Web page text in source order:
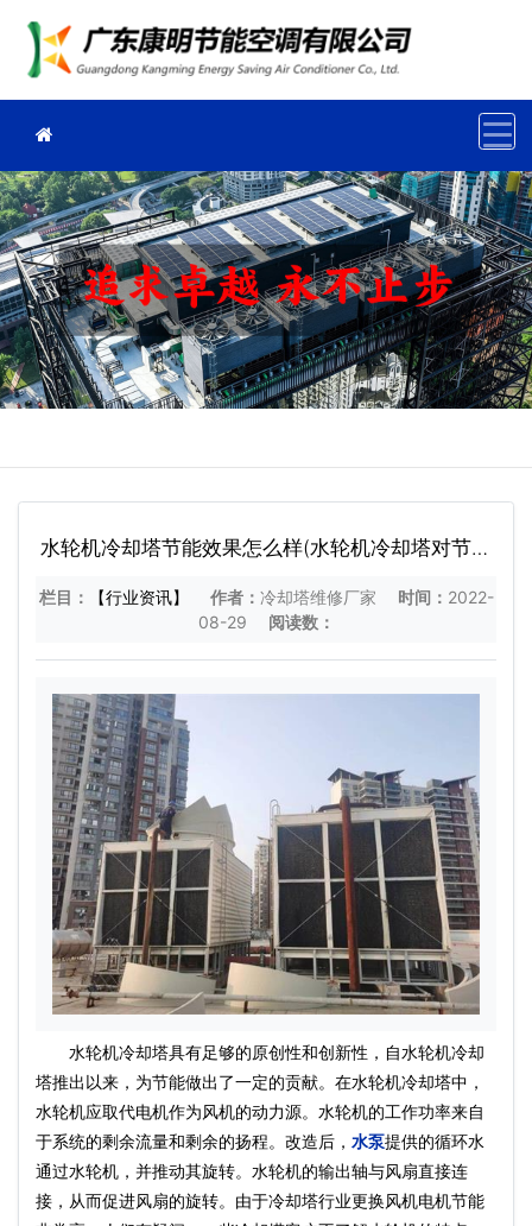
水轮机冷却塔节能效果怎么样(水轮机冷却塔对节能
栏目： 【行业资讯】 作者： 冷却塔维修厂家 时间： 2022-
08-29
阅读数：
水轮机冷却塔具有足够的原创性和创新性，自水轮机冷却
塔推出以来，为节能做出了一定的贡献。在水轮机冷却塔中，
水轮机应取代电机作为风机的动力源。水轮机的工作功率来自
于系统的剩余流量和剩余的扬程。改造后， 水泵提供的循环水
通过水轮机，并推动其旋转。水轮机的输出轴与风扇直接连
接，从而促进风扇的旋转。由于冷却塔行业更换风机电机节能